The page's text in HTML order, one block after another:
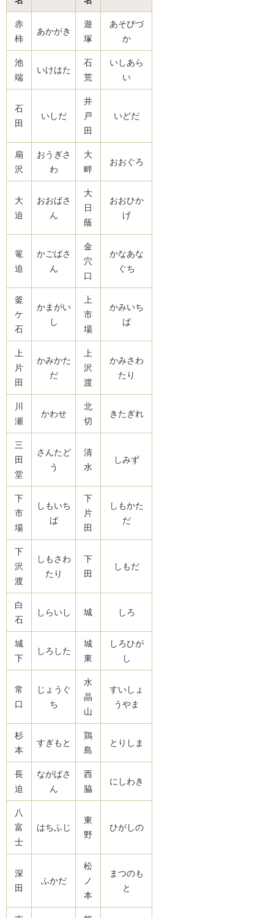
赤
柿
あかがき
遊
塚
あそびづ
か
池
端
いけはた
石
荒
いしあら
い
石
田
いしだ
井
戸
田
いどだ
扇
沢
おうぎさ
わ
大
畔
おおぐろ
大
迫
おおばさ
ん
大
日
蔭
おおひか
げ
篭
迫
かごばさ
ん
金
穴
口
かなあな
ぐち
釜
ケ
石
かまがい
し
上
市
場
かみいち
ば
上
片
田
かみかた
だ
上
沢
渡
かみさわ
たり
川
瀬
かわせ
北
切
きたぎれ
三
田
堂
さんたど
う
清
水
しみず
下
市
場
しもいち
ば
下
片
田
しもかた
だ
下
沢
渡
しもさわ
たり
下
田
しもだ
白
石
しらいし 城 しろ
城
下
しろした
城
東
しろひが
し
常
口
じょうぐ
ち
水
晶
山
すいしょ
うやま
杉
本
すぎもと
鶏
島
とりしま
長
迫
ながばさ
ん
西
脇
にしわき
八
富
士
はちふじ
東
野
ひがしの
深
田
ふかだ
松
ノ
本
まつのも
と